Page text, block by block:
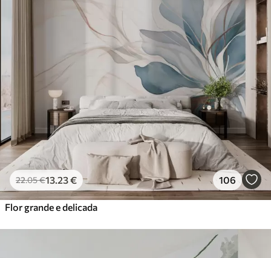
22.05€13 .23€ 106
Flor grande e delicada